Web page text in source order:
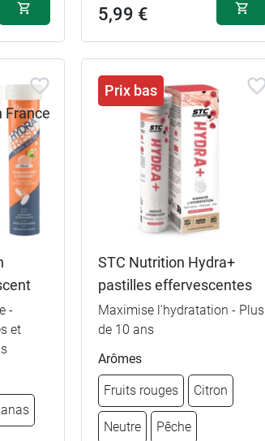
5,99 €
-
et
Prix bas
STC Nutrition Hydra+
pastilles effervescentes
Maximise l'hydratation - Plus
de 10 ans
Arômes
Fruits rouges Citron
Neutre Pêche